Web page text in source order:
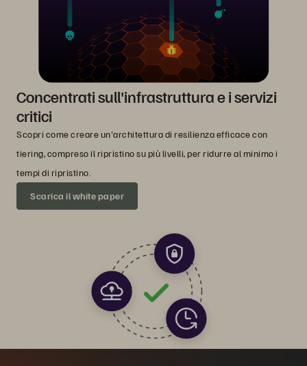
Concentrati sull'infrastruttura e i servizi
critici
Scopri come creare un'architettura di resilienza efficace con
tiering, compreso il ripristino su più livelli, per ridurre al minimo i
tempi di ripristino.
Scarica il white paper